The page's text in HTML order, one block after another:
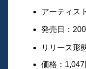
アーティス
発売日：
リリース形
価格：1,047